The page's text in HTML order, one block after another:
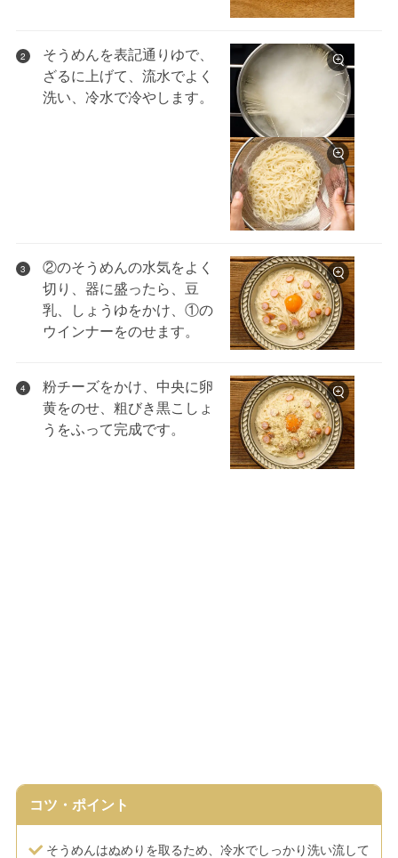
2
そうめんを表記通りゆで、
ざるに上げて、流水でよく
洗い、冷水で冷やします。
3
②のそうめんの水気をよく
切り、器に盛ったら、豆
乳、しょうゆをかけ、①の
ウインナーをのせます。
4
粉チーズをかけ、中央に卵
黄をのせ、粗びき黒こしょ
うをふって完成です。
コツ・ポイント
そうめんはぬめりを取るため、冷水でしっかり洗い流して